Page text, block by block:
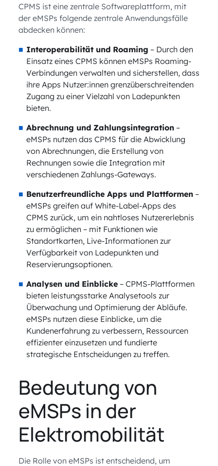
CPMS ist eine zentrale Softwareplattform, mit
der eMSPs folgende zentrale Anwendungsfälle
abdecken können:
Interoperabilität und Roaming – Durch den
Einsatz eines CPMS können eMSPs Roaming-
Verbindungen verwalten und sicherstellen, dass
ihre Apps Nutzer:innen grenzüberschreitenden
Zugang zu einer Vielzahl von Ladepunkten
bieten.
Abrechnung und Zahlungsintegration –
eMSPs nutzen das CPMS für die Abwicklung
von Abrechnungen, die Erstellung von
Rechnungen sowie die Integration mit
verschiedenen Zahlungs-Gateways.
Benutzerfreundliche Apps und Plattformen –
eMSPs greifen auf White-Label-Apps des
CPMS zurück, um ein nahtloses Nutzererlebnis
zu ermöglichen – mit Funktionen wie
Standortkarten, Live-Informationen zur
Verfügbarkeit von Ladepunkten und
Reservierungsoptionen.
Analysen und Einblicke – CPMS-Plattformen
bieten leistungsstarke Analysetools zur
Überwachung und Optimierung der Abläufe.
eMSPs nutzen diese Einblicke, um die
Kundenerfahrung zu verbessern, Ressourcen
effizienter einzusetzen und fundierte
strategische Entscheidungen zu treffen.
Bedeutung von
eMSPs in der
Elektromobilität
Die Rolle von eMSPs ist entscheidend, um